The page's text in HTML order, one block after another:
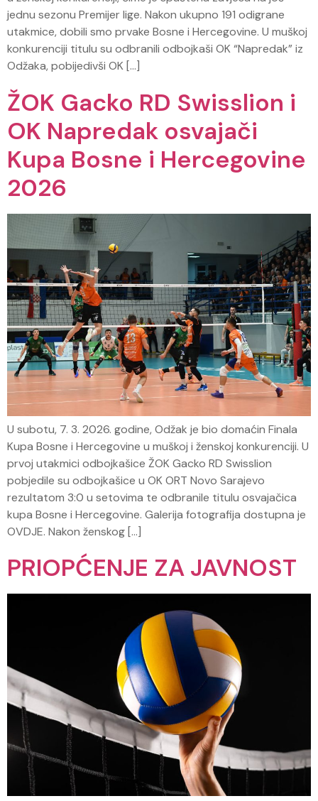
jednu sezonu Premijer lige. Nakon ukupno 191 odigrane
utakmice, dobili smo prvake Bosne i Hercegovine. U muškoj
konkurenciji titulu su odbranili odbojkaši OK “Napredak” iz
Odžaka, pobijedivši OK […]
ŽOK Gacko RD Swisslion i
OK Napredak osvajači
Kupa Bosne i Hercegovine
2026
U subotu, 7. 3. 2026. godine, Odžak je bio domaćin Finala
Kupa Bosne i Hercegovine u muškoj i ženskoj konkurenciji. U
prvoj utakmici odbojkašice ŽOK Gacko RD Swisslion
pobjedile su odbojkašice u OK ORT Novo Sarajevo
rezultatom 3:0 u setovima te odbranile titulu osvajačica
kupa Bosne i Hercegovine. Galerija fotografija dostupna je
OVDJE. Nakon ženskog […]
PRIOPĆENJE ZA JAVNOST